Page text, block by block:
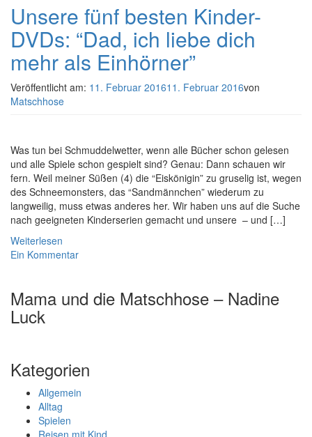
Unsere fünf besten Kinder-
DVDs: “Dad, ich liebe dich
mehr als Einhörner”
Veröffentlicht am: 11. Februar 201611. Februar 2016von
Matschhose
Was tun bei Schmuddelwetter, wenn alle Bücher schon gelesen
und alle Spiele schon gespielt sind? Genau: Dann schauen wir
fern. Weil meiner Süßen (4) die “Eiskönigin” zu gruselig ist, wegen
des Schneemonsters, das “Sandmännchen” wiederum zu
langweilig, muss etwas anderes her. Wir haben uns auf die Suche
nach geeigneten Kinderserien gemacht und unsere – und […]
Weiterlesen
Ein Kommentar
Mama und die Matschhose – Nadine
Luck
Kategorien
Allgemein
Alltag
Spielen